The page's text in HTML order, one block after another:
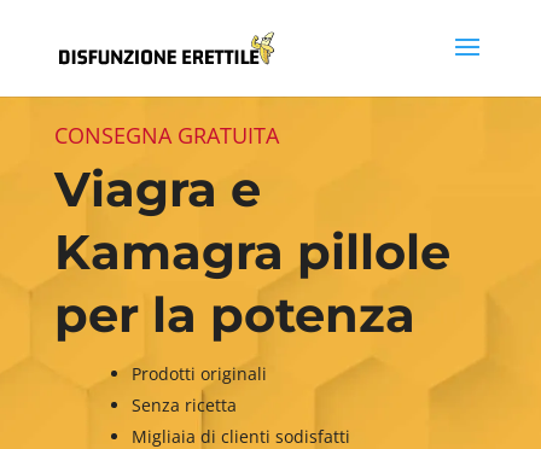
CONSEGNA GRATUITA
Viagra e
Kamagra pillole
per la potenza
Prodotti originali
Senza ricetta
Migliaia di clienti sodisfatti